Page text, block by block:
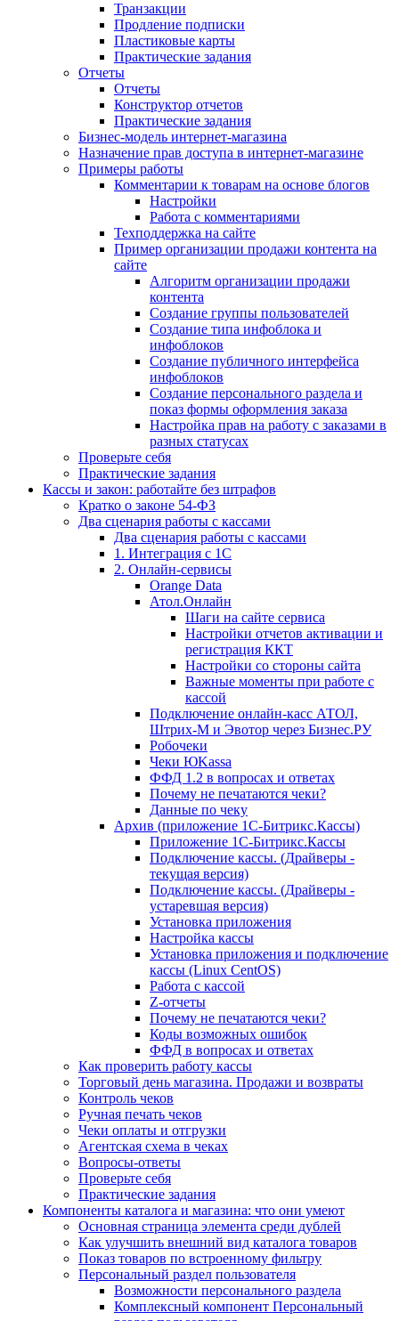
Транзакции
Продление подписки
Пластиковые карты
Практические задания
Отчеты
Отчеты
Конструктор отчетов
Практические задания
Бизнес-модель интернет-магазина
Назначение прав доступа в интернет-магазине
Примеры работы
Комментарии к товарам на основе блогов
Настройки
Работа с комментариями
Техподдержка на сайте
Пример организации продажи контента на
сайте
Алгоритм организации продажи
контента
Создание группы пользователей
Создание типа инфоблока и
инфоблоков
Создание публичного интерфейса
инфоблоков
Создание персонального раздела и
показ формы оформления заказа
Настройка прав на работу с заказами в
разных статусах
Проверьте себя
Практические задания
Кассы и закон: работайте без штрафов
Кратко о законе 54-ФЗ
Два сценария работы с кассами
Два сценария работы с кассами
1. Интеграция с 1С
2. Онлайн-сервисы
Orange Data
Атол.Онлайн
Шаги на сайте сервиса
Настройки отчетов активации и
регистрация ККТ
Настройки со стороны сайта
Важные моменты при работе с
кассой
Подключение онлайн-касс АТОЛ,
Штрих-М и Эвотор через Бизнес.РУ
Робочеки
Чеки ЮKassa
ФФД 1.2 в вопросах и ответах
Почему не печатаются чеки?
Данные по чеку
Архив (приложение 1С-Битрикс.Кассы)
Приложение 1С-Битрикс.Кассы
Подключение кассы. (Драйверы -
текущая версия)
Подключение кассы. (Драйверы -
устаревшая версия)
Установка приложения
Настройка кассы
Установка приложения и подключение
кассы (Linux CentOS)
Работа с кассой
Z-отчеты
Почему не печатаются чеки?
Коды возможных ошибок
ФФД в вопросах и ответах
Как проверить работу кассы
Торговый день магазина. Продажи и возвраты
Контроль чеков
Ручная печать чеков
Чеки оплаты и отгрузки
Агентская схема в чеках
Вопросы-ответы
Проверьте себя
Практические задания
Компоненты каталога и магазина: что они умеют
Основная страница элемента среди дублей
Как улучшить внешний вид каталога товаров
Показ товаров по встроенному фильтру
Персональный раздел пользователя
Возможности персонального раздела
Комплексный компонент Персональный